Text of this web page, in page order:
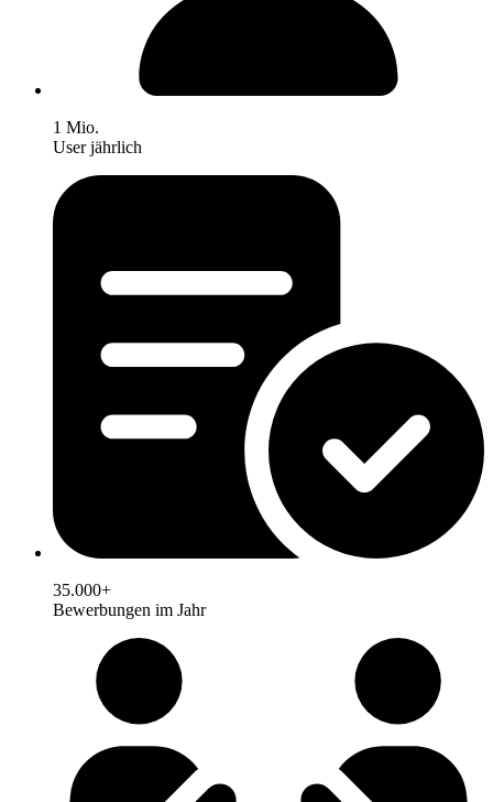
1 Mio.
User jährlich
35.000+
Bewerbungen im Jahr